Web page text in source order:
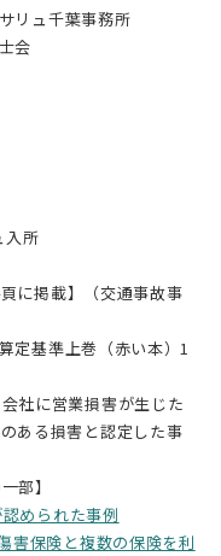
リュ千葉事務所
会
入所
に掲載】（交通事故事
定基準上巻（赤い本）1
社に営業損害が生じた
ある損害と認定した事
部】
められた事例
害保険と複数の保険を利